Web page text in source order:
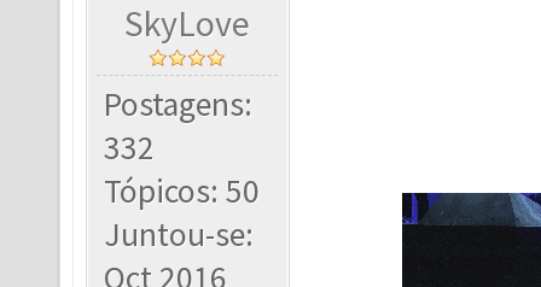
SkyLove
Postagens:
332
Tópicos: 50
Juntou-se:
Oct 2016